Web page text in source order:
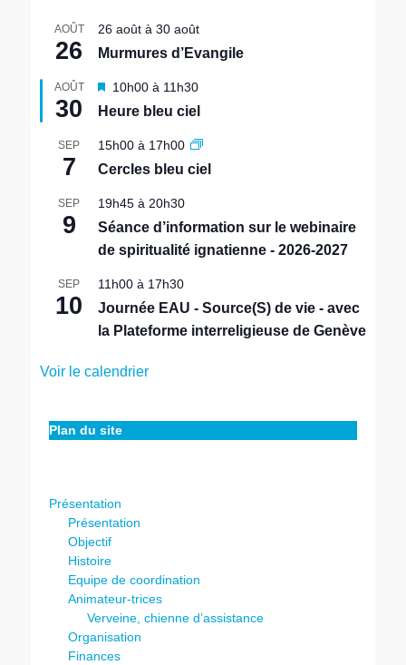
AOÛT
26
26 août à 30 août
Murmures d’Evangile
AOÛT
30
M
s
e
a
a
n
10h00 à 11h30
Heure bleu ciel
SEP
7
15h00 à 17h00
Cercles bleu ciel
SEP
9
19h45 à 20h30
Séance d’information sur le webinaire
de spiritualité ignatienne - 2026-2027
SEP
10
11h00 à 17h30
Journée EAU - Source(S) de vie - avec
la Plateforme interreligieuse de Genève
Voir le calendrier
Plan du site
Présentation
Présentation
Objectif
Histoire
Equipe de coordination
Animateur-trices
Verveine, chienne d’assistance
Organisation
Finances